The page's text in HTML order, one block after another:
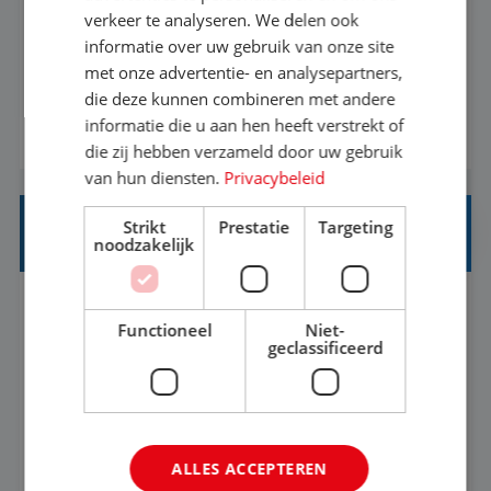
Als Stagiaire Business Intelligence ga je de
informatiebehoefte van verschillende interne
afdelingen specificeren. Aan de hand van deze
informatiebehoefte ga je BI-producten zoals
adviezen, rapportages en dashboards
ontwikkelen, aanpassen en leveren. Deze
producten ontwikkel je door middel van de data
uit ons datawa...
BEKIJK VACATURE
INKOPER VAKANTIES
Nijmegen Baan 33-36 uur MBO
Jij vindt de mooiste plekjes ter wereld en geeft
eenoudergezinnen én singles de meest
onvergetelijke vakanties van hun leven, hoe gaaf
is dat? Ben jij de commerciële professional die
verkeer te analyseren. We delen ook
informatie over uw gebruik van onze site
met onze advertentie- en analysepartners,
die deze kunnen combineren met andere
informatie die u aan hen heeft verstrekt of
die zij hebben verzameld door uw gebruik
van hun diensten. Privacybeleid
Strikt
noodzakelijk
Prestatie Targeting
Functioneel
Niet-
geclassificeerd
ALLES ACCEPTEREN